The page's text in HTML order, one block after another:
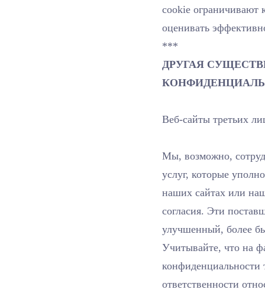
cookie ограничивают
оценивать
***
ДРУГАЯ
Веб-сайты третьих
Мы, возможно,
услуг, которые
наших сайтах или
согласия. Эти
улучшенный, более
Учитывайте, что на
конфиденциальности
ответственности